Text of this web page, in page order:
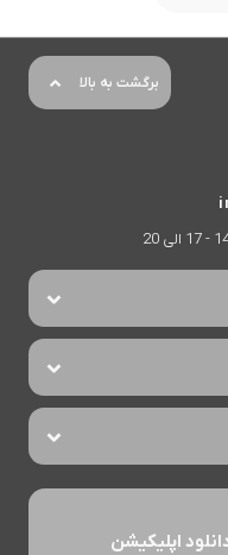
برگشت به بالا
اپلیکیشن